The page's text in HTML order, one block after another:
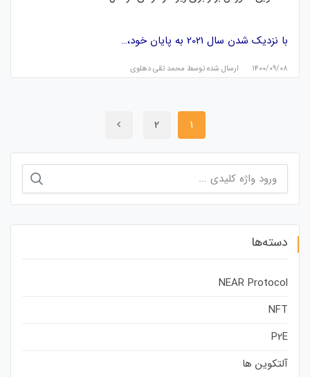
با نزدیک شدن سال 2021 به پایان خود،…
۱۴۰۰/۰۹/۰۸ ارسال شده توسط محمد تقی دهلوی
1
2
برای:
دسته‌ها
NEAR Protocol
NFT
P2E
آلتکوین ها